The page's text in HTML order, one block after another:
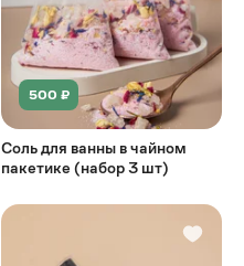
500 ₽
Соль для ванны в чайном
пакетике (набор 3 шт)